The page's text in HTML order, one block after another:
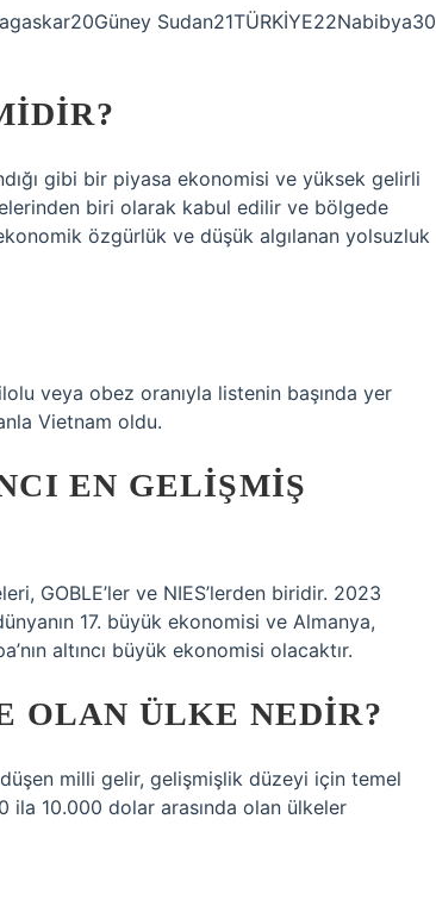
Sudan21TÜRKİYE22Nabibya30
gibi bir piyasa ekonomisi ve yüksek gelirli
biri olarak kabul edilir ve bölgede
özgürlük ve düşük algılanan yolsuzluk
veya obez oranıyla listenin başında yer
Vietnam oldu.
EN GELIŞMIŞ
GOBLE’ler ve NIES’lerden biridir. 2023
17. büyük ekonomisi ve Almanya,
altıncı büyük ekonomisi olacaktır.
OLAN ÜLKE NEDIR?
düşen milli gelir, gelişmişlik düzeyi için temel
ila 10.000 dolar arasında olan ülkeler